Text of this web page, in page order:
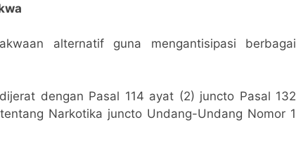
alternatif guna mengantisipasi berbagai
dengan Pasal 114 ayat (2) juncto Pasal 132
Narkotika juncto Undang-Undang Nomor 1